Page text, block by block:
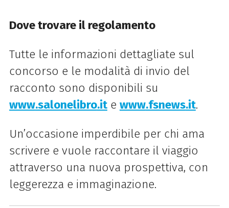
Dove trovare il regolamento
Tutte le informazioni dettagliate sul
concorso e le modalità di invio del
racconto sono disponibili su
www.salonelibro.ite www.fsnews.it.
Un’occasione imperdibile per chi ama
scrivere e vuole raccontare il viaggio
attraverso una nuova prospettiva, con
leggerezza e immaginazione.